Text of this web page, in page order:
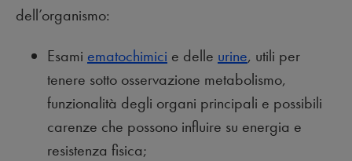
dell’organismo:
Esami ematochimici e delle urine, utili per
tenere sotto osservazione metabolismo,
funzionalità degli organi principali e possibili
carenze che possono influire su energia e
resistenza fisica;